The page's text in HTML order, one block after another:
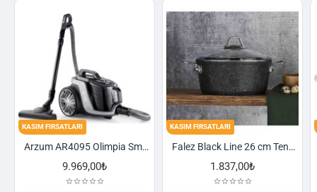
Arzum AR4095 Olimpia Smart Cyclone Filtreli Süpürge - Füme
KASIM FIRSATLARI
Falez Black Line 26 cm Tencere
1.837,00₺
KASIM FIRSATLARI
2.521,00₺